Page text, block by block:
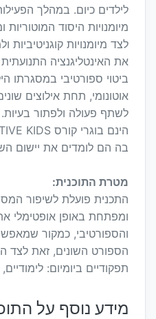
לילדים כיום. במהלך
מיומנויות היסוד המוטוריות
לצד מיומנויות
את האינטליגנציה
ביטוי ספורטיבי במסגרתו
אוטונומי, תחת אילוצים
לשתף פעולה ולפתור
בה הם לומדים את יישום
מטרת התוכנית:
התכנית פועלת לשיפור
ומפתחת באופן אופטימלי
והספורטיבי, כמקור
הספורט השונים, זאת לצד
תפקודיים ביומיום:
מידע נוסף על